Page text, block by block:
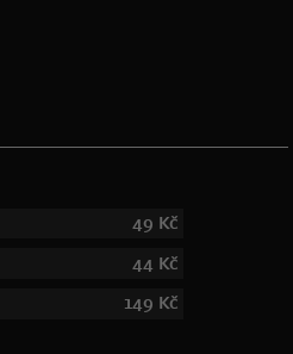
49 Kč
44 Kč
149 Kč